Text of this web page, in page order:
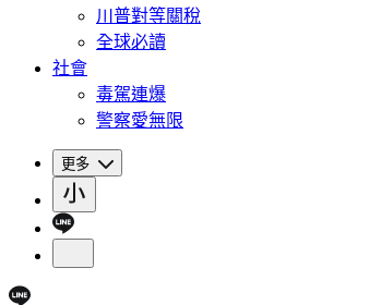
川普對等關稅
全球必讀
社會
毒駕連爆
警察愛無限
更多